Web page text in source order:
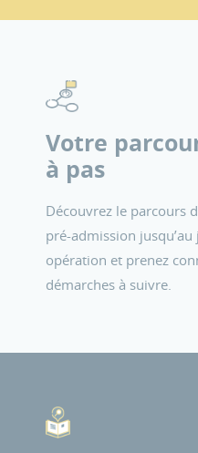
Votre
à pas
Découvrez le parcours
pré-admission
opération et prenez
démarches à suivre.